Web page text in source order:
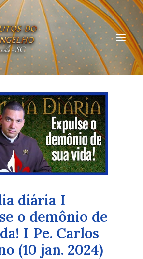
diária I
o demônio de
I Pe. Carlos
(10 jan. 2024)